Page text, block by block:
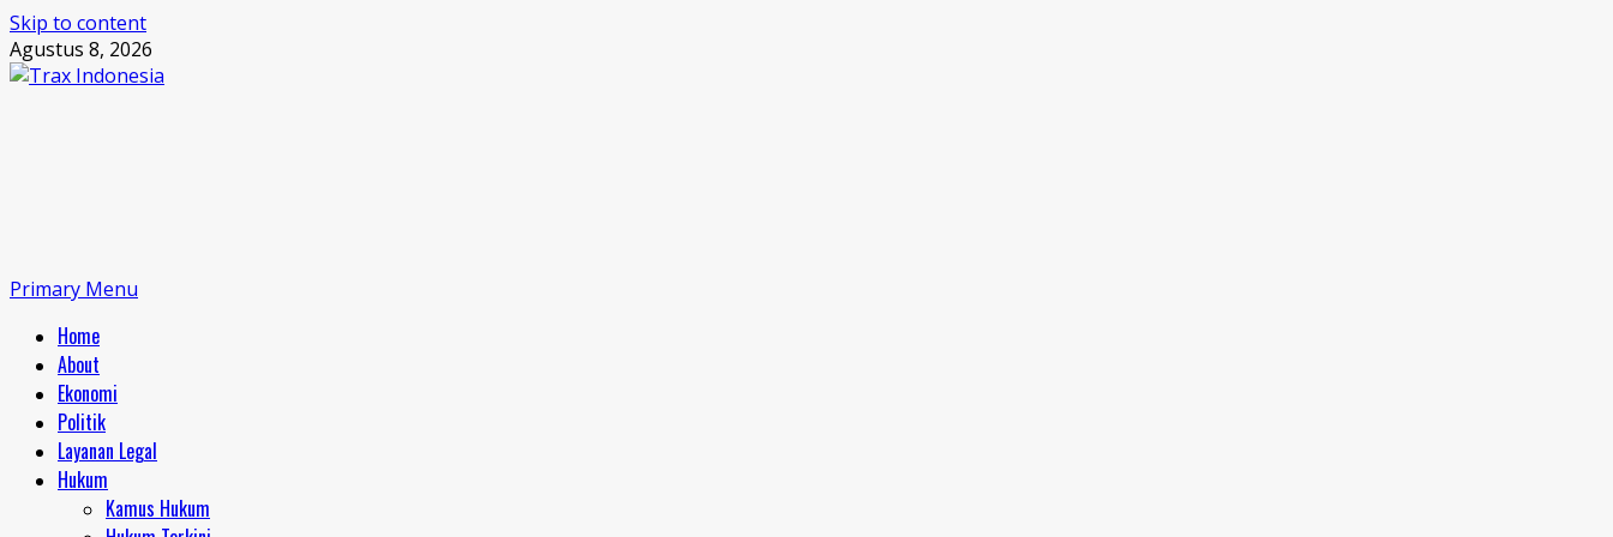
Skip to content
Agustus 8, 2026
Primary Menu
Home
About
Ekonomi
Politik
Layanan Legal
Hukum
Kamus Hukum